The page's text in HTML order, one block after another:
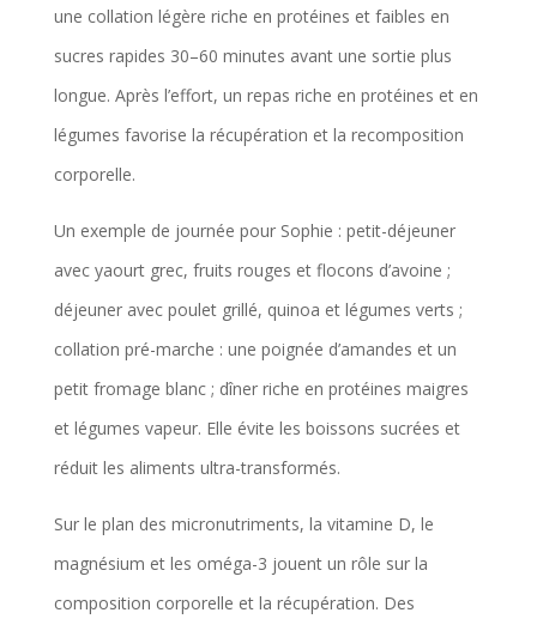
une collation légère riche en protéines et faibles en
sucres rapides 30–60 minutes avant une sortie plus
longue. Après l’effort, un repas riche en protéines et en
légumes favorise la récupération et la recomposition
corporelle.
Un exemple de journée pour Sophie : petit-déjeuner
avec yaourt grec, fruits rouges et flocons d’avoine ;
déjeuner avec poulet grillé, quinoa et légumes verts ;
collation pré-marche : une poignée d’amandes et un
petit fromage blanc ; dîner riche en protéines maigres
et légumes vapeur. Elle évite les boissons sucrées et
réduit les aliments ultra-transformés.
Sur le plan des micronutriments, la vitamine D, le
magnésium et les oméga-3 jouent un rôle sur la
composition corporelle et la récupération. Des